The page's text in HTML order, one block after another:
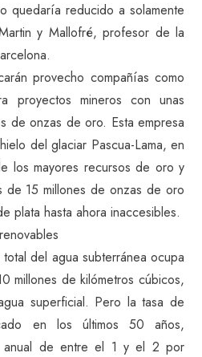
quedaría reducido a solamente
y Mallofré, profesor de la
provecho compañías como
proyectos mineros con unas
de onzas de oro. Esta empresa
del glaciar Pascua-Lama, en
los mayores recursos de oro y
de 15 millones de onzas de oro
plata hasta ahora inaccesibles.
del agua subterránea ocupa
millones de kilómetros cúbicos,
superficial. Pero la tasa de
en los últimos 50 años,
anual de entre el 1 y el 2 por